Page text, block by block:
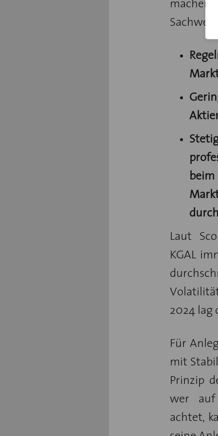
Laut
KGAL
2024 lag
Für
mit
Prinzip
wer auf
achtet,